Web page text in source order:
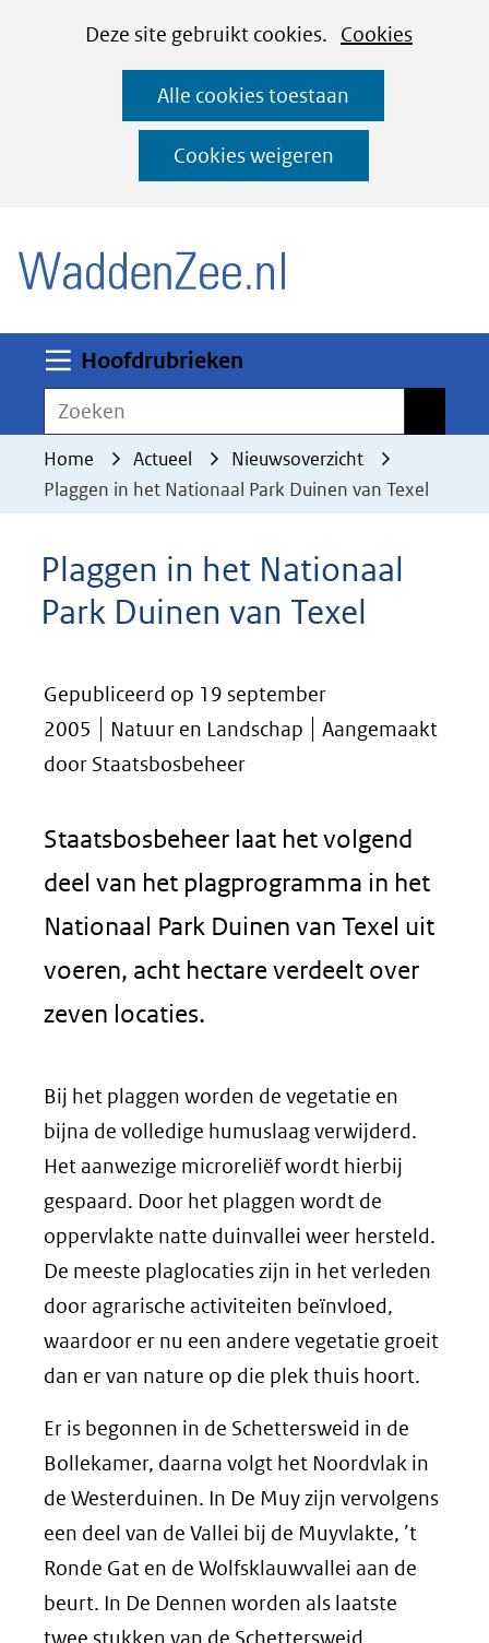
CookiesDeze site gebruikt cookies. Cookies
deze
worden
toegestaan
geweigerd.
Alle cookies toestaan
Cookies weigeren
Ga
naar
de
inhoud
Hoofdrubrieken
Zoeken
Home Actueel
Nieuwsoverzicht
Plaggen in het Nationaal Park Duinen van Texel
Plaggen in het Nationaal
Park Duinen van Texel
Gepubliceerd op 19 september
2005
Natuur en Landschap
Aangemaakt
door Staatsbosbeheer
Staatsbosbeheer laat het volgend
deel van het plagprogramma in het
Nationaal Park Duinen van Texel uit
voeren, acht hectare verdeelt over
zeven locaties.
Bij het plaggen worden de vegetatie en
bijna de volledige humuslaag verwijderd.
Het aanwezige microreliëf wordt hierbij
gespaard. Door het plaggen wordt de
oppervlakte natte duinvallei weer hersteld.
De meeste plaglocaties zijn in het verleden
door agrarische activiteiten beïnvloed,
waardoor er nu een andere vegetatie groeit
dan er van nature op die plek thuis hoort.
Er is begonnen in de Schettersweid in de
Bollekamer, daarna volgt het Noordvlak in
de Westerduinen. In De Muy zijn vervolgens
een deel van de Vallei bij de Muyvlakte, ’t
Ronde Gat en de Wolfsklauwvallei aan de
beurt. In De Dennen worden als laatste